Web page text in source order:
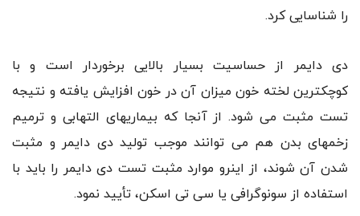
را شناسایی کرد.
دی دایمر از حساسیت بسیار بالایی برخوردار است و با
کوچکترین لخته خون میزان آن در خون افزایش یافته و نتیجه
تست مثبت می شود. از آنجا که بیماریهای التهابی و ترمیم
زخمهای بدن هم می توانند موجب تولید دی دایمر و مثبت
شدن آن شوند، از اینرو موارد مثبت تست دی دایمر را باید با
استفاده از سونوگرافی یا سی تی اسکن، تأیید نمود.